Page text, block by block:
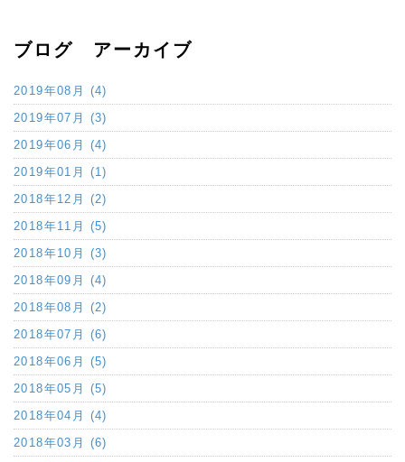
ブログ アーカイブ
2019年08月 (4)
2019年07月 (3)
2019年06月 (4)
2019年01月 (1)
2018年12月 (2)
2018年11月 (5)
2018年10月 (3)
2018年09月 (4)
2018年08月 (2)
2018年07月 (6)
2018年06月 (5)
2018年05月 (5)
2018年04月 (4)
2018年03月 (6)